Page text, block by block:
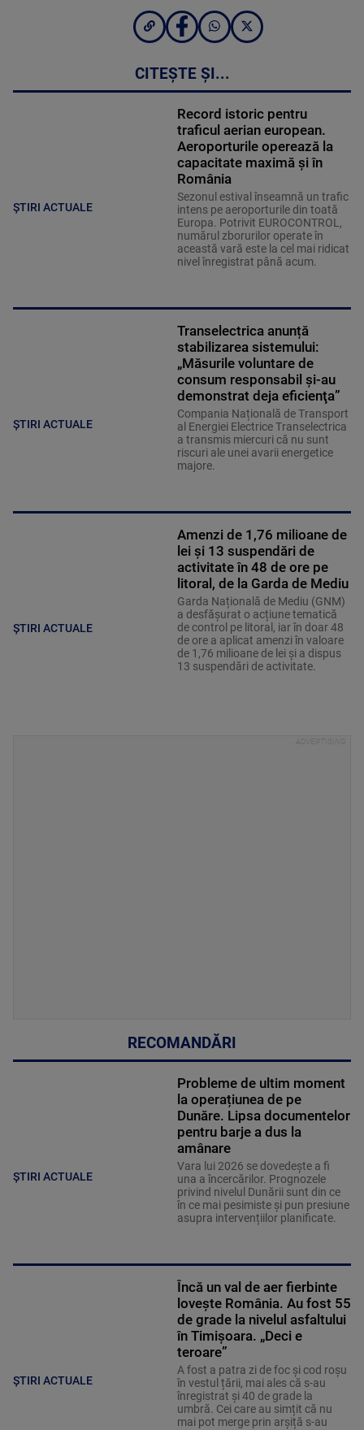
CITEȘTE ȘI...
ȘTIRI ACTUALE
Record istoric pentru
traficul aerian european.
Aeroporturile operează la
capacitate maximă și în
România
Sezonul estival înseamnă un trafic
intens pe aeroporturile din toată
Europa. Potrivit EUROCONTROL,
numărul zborurilor operate în
această vară este la cel mai ridicat
nivel înregistrat până acum.
ȘTIRI ACTUALE
Transelectrica anunță
stabilizarea sistemului:
„Măsurile voluntare de
consum responsabil şi-au
demonstrat deja eficienţa”
Compania Națională de Transport
al Energiei Electrice Transelectrica
a transmis miercuri că nu sunt
riscuri ale unei avarii energetice
majore.
ȘTIRI ACTUALE
Amenzi de 1,76 milioane de
lei și 13 suspendări de
activitate în 48 de ore pe
litoral, de la Garda de Mediu
Garda Națională de Mediu (GNM)
a desfășurat o acțiune tematică
de control pe litoral, iar în doar 48
de ore a aplicat amenzi în valoare
de 1,76 milioane de lei și a dispus
13 suspendări de activitate.
RECOMANDĂRI
ȘTIRI ACTUALE
Probleme de ultim moment
la operațiunea de pe
Dunăre. Lipsa documentelor
pentru barje a dus la
amânare
Vara lui 2026 se dovedește a fi
una a încercărilor. Prognozele
privind nivelul Dunării sunt din ce
în ce mai pesimiste și pun presiune
asupra intervențiilor planificate.
ȘTIRI ACTUALE
Încă un val de aer fierbinte
lovește România. Au fost 55
de grade la nivelul asfaltului
în Timișoara. „Deci e
teroare”
A fost a patra zi de foc și cod roșu
în vestul țării, mai ales că s-au
înregistrat și 40 de grade la
umbră. Cei care au simțit că nu
mai pot merge prin arșiță s-au